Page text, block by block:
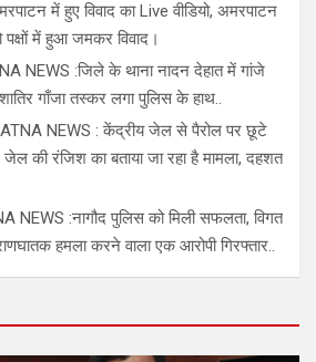
में हुए विवाद का Live वीडियो, अमरपाटन
पक्षों में हुआ जमकर विवाद।
NEWS :जिले के थाना नादन देहात में गांजे
शातिर गाँजा तस्कर लगा पुलिस के हाथ..
NEWS : केंद्रीय जेल से पैरोल पर छूटे
की रंजिश का बताया जा रहा है मामला, दहशत
NEWS :नागौद पुलिस को मिली सफलता, विगत
हमला करने वाला एक आरोपी गिरफ्तार..